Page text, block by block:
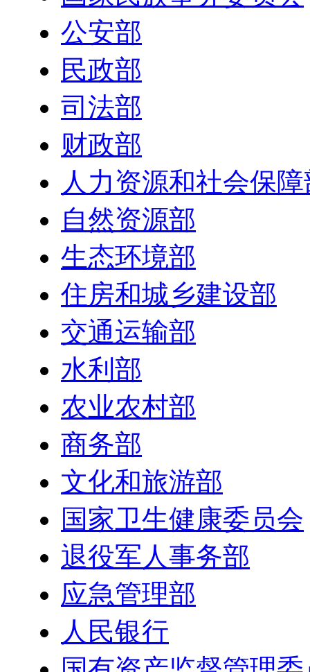
国家民族事务委员会
公安部
民政部
司法部
财政部
人力资源和社会保障
自然资源部
生态环境部
住房和城乡建设部
交通运输部
水利部
农业农村部
商务部
文化和旅游部
国家卫生健康委员会
退役军人事务部
应急管理部
人民银行